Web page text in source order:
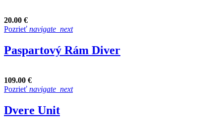
20.00 €
Pozrieť navigate_next
Paspartový Rám Diver
109.00 €
Pozrieť navigate_next
Dvere Unit